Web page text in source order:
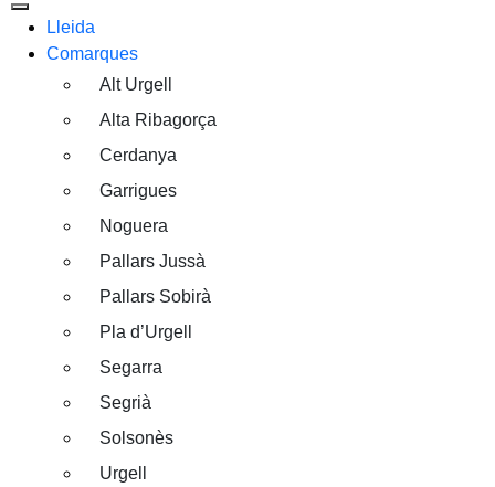
Lleida
Comarques
Alt Urgell
Alta Ribagorça
Cerdanya
Garrigues
Noguera
Pallars Jussà
Pallars Sobirà
Pla d’Urgell
Segarra
Segrià
Solsonès
Urgell